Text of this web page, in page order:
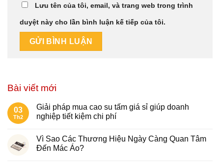
Lưu tên của tôi, email, và trang web trong trình
duyệt này cho lần bình luận kế tiếp của tôi.
Bài viết mới
03
Th2
Giải pháp mua cao su tấm giá sỉ giúp doanh
nghiệp tiết kiệm chi phí
Vì Sao Các Thương Hiệu Ngày Càng Quan Tâm
Đến Mác Áo?